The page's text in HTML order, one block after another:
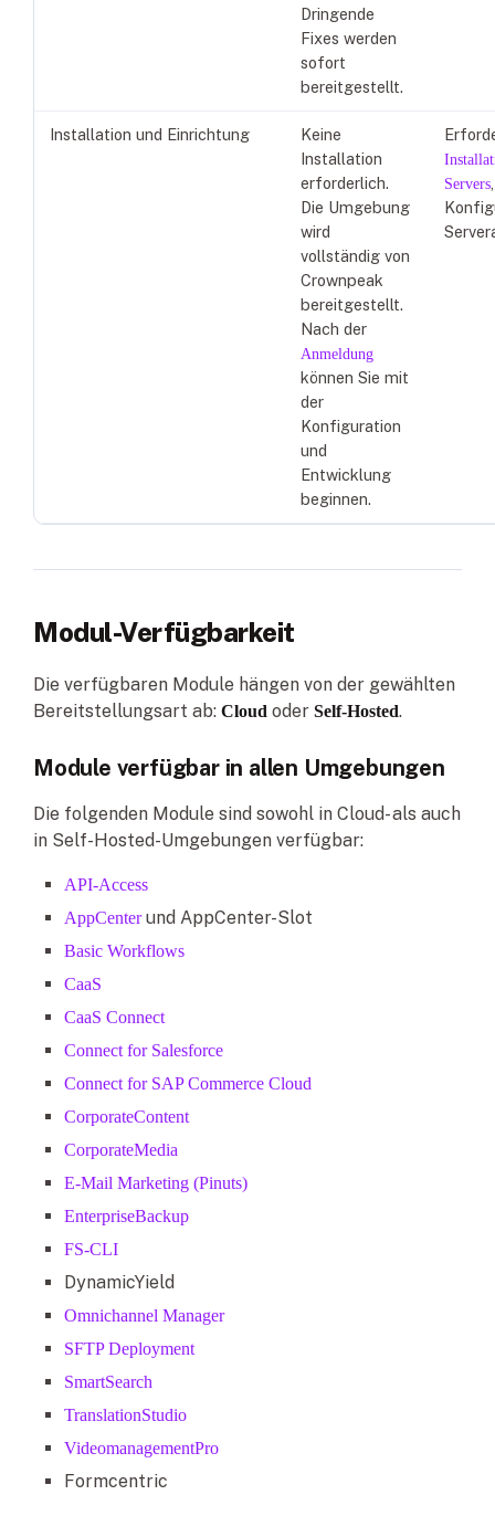
Dringende
Fixes werden
sofort
bereitgestellt.
Installation und Einrichtung
Keine
Installation
erforderlich.
Die Umgebung
wird
vollständig von
Crownpeak
bereitgestellt.
Nach der
Anmeldung
können Sie mit
der
Konfiguration
und
Entwicklung
beginnen.
Servers
Modul-Verfügbarkeit
Die verfügbaren Module hängen von der gewählten
Bereitstellungsart ab: Cloud oder Self-Hosted.
Module verfügbar in allen Umgebungen
Die folgenden Module sind sowohl in Cloud- als auch
in Self-Hosted-Umgebungen verfügbar:
API-Access
AppCenterund AppCenter-Slot
Basic Workflows
CaaS
CaaS Connect
Connect for Salesforce
Connect for SAP Commerce Cloud
CorporateContent
CorporateMedia
E-Mail Marketing (Pinuts)
EnterpriseBackup
FS-CLI
DynamicYield
Omnichannel Manager
SFTP Deployment
SmartSearch
TranslationStudio
VideomanagementPro
Formcentric